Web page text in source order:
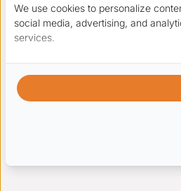
We use cookies to personalize
social media, advertising, and
services.